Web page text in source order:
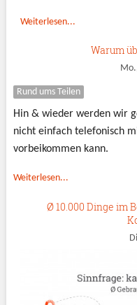
Weiterlesen...
Warum
Rund ums Teilen
Hin & wieder werden wir
nicht einfach telefonisch
vorbeikommen kann.
Weiterlesen...
Ø 10.000 Dinge im